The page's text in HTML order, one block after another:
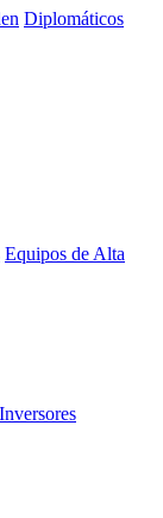
Diplomáticos
Equipos de Alta